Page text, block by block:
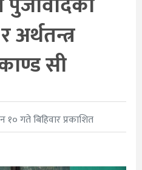
सी
१० गते बिहिवार प्रकाशित